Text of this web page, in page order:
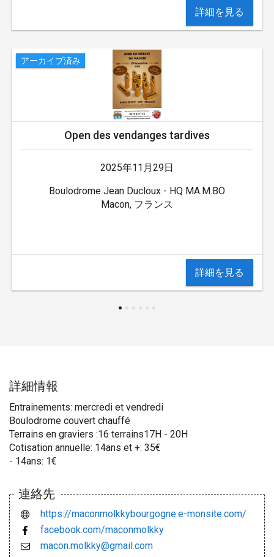
詳細を見る
アーカイブ済み
Open des vendanges tardives
2025年11月29日
Boulodrome Jean Ducloux - HQ MA.M.BO
Macon, フランス
詳細を見る
詳細情報
Entrainements: mercredi et vendredi
Boulodrome couvert chauffé
Terrains en graviers :16 terrains17H - 20H
Cotisation annuelle: 14ans et +: 35€
- 14ans: 1€
連絡先
https://maconmolkkybourgogne.e-monsite.com/
facebook.com/maconmolkky
macon.molkky@gmail.com